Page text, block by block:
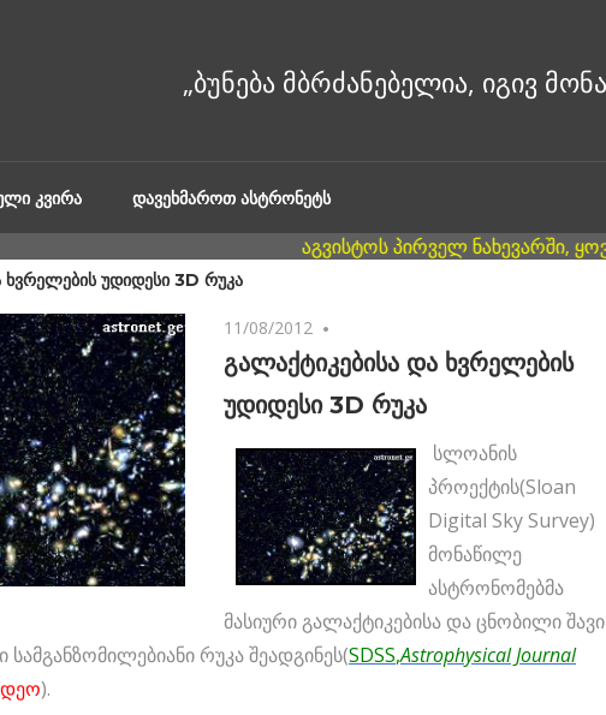
ᲙᲕᲘᲠᲐ ᲓᲐᲕᲔᲮᲛᲐᲠᲝᲗ ᲐᲡᲢᲠᲝᲜᲔᲢᲡ
ᲮᲕᲠᲔᲚᲔᲑᲘᲡ ᲣᲓᲘᲓᲔᲡᲘ 3D ᲠᲣᲙᲐ
11/08/2012
გალაქტიკებისა და ხვრელების
უდიდესი 3D რუკა
სლოანის
პროექტის(Sloan
Digital Sky Survey)
მონაწილე
ასტრონომებმა
მასიური გალაქტიკებისა და ცნობილი შავი
რუკა შეადგინეს(SDSS,Astrophysical Journal
).